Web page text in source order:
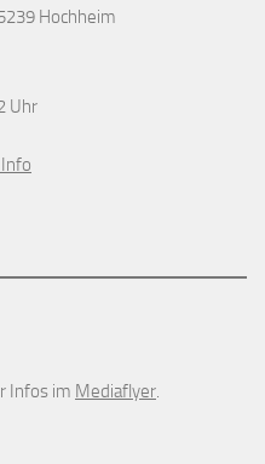
Hochheim
Uhr
Infos im Mediaflyer.